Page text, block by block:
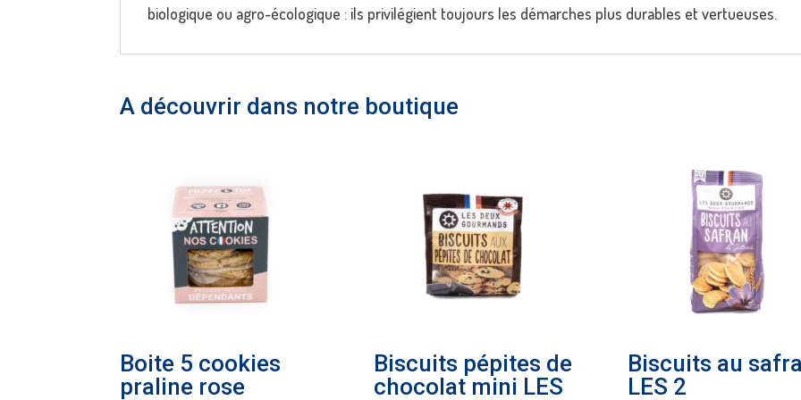
biologique ou agro-écologique : ils privilégient toujours les démarches plus durables et vertueuses.
A découvrir dans notre boutique
Boite 5 cookies
praline rose
Biscuits pépites de
chocolat mini LES
Biscuits au
LES 2